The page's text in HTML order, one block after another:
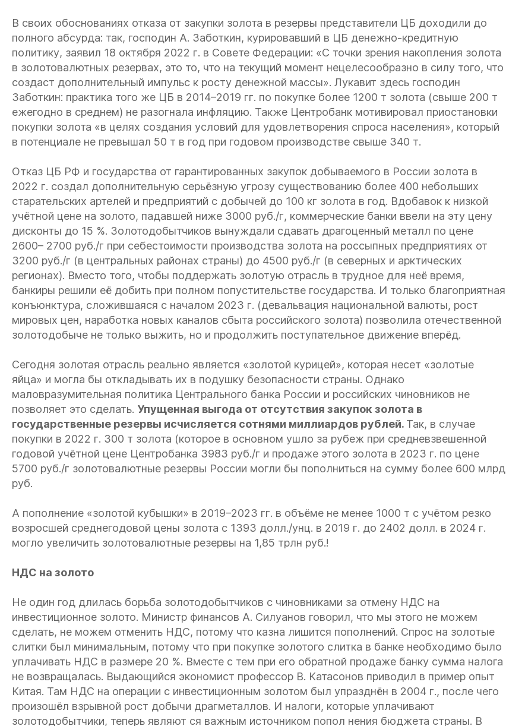
В своих обоснованиях отказа от закупки золота в резервы представители ЦБ доходили до
полного абсурда: так, господин А. Заботкин, курировавший в ЦБ денежно-кредитную
политику, заявил 18 октября 2022 г. в Совете Федерации: «С точки зрения накопления золота
в золотовалютных резервах, это то, что на текущий момент нецелесообразно в силу того, что
создаст дополнительный импульс к росту денежной массы». Лукавит здесь господин
Заботкин: практика того же ЦБ в 2014–2019 гг. по покупке более 1200 т золота (свыше 200 т
ежегодно в среднем) не разогнала инфляцию. Также Центробанк мотивировал приостановки
покупки золота «в целях создания условий для удовлетворения спроса населения», который
в потенциале не превышал 50 т в год при годовом производстве свыше 340 т.
Отказ ЦБ РФ и государства от гарантированных закупок добываемого в России золота в
2022 г. создал дополнительную серьёзную угрозу существованию более 400 небольших
старательских артелей и предприятий с добычей до 100 кг золота в год. Вдобавок к низкой
учётной цене на золото, падавшей ниже 3000 руб./г, коммерческие банки ввели на эту цену
дисконты до 15 %. Золотодобытчиков вынуждали сдавать драгоценный металл по цене
2600– 2700 руб./г при себестоимости производства золота на россыпных предприятиях от
3200 руб./г (в центральных районах страны) до 4500 руб./г (в северных и арктических
регионах). Вместо того, чтобы поддержать золотую отрасль в трудное для неё время,
банкиры решили её добить при полном попустительстве государства. И только благоприятная
конъюнктура, сложившаяся с началом 2023 г. (девальвация национальной валюты, рост
мировых цен, наработка новых каналов сбыта российского золота) позволила отечественной
золотодобыче не только выжить, но и продолжить поступательное движение вперёд.
Сегодня золотая отрасль реально является «золотой курицей», которая несет «золотые
яйца» и могла бы откладывать их в подушку безопасности страны. Однако
маловразумительная политика Центрального банка России и российских чиновников не
позволяет это сделать. Упущенная выгода от отсутствия закупок золота в
государственные резервы исчисляется сотнями миллиардов рублей. Так, в случае
покупки в 2022 г. 300 т золота (которое в основном ушло за рубеж при средневзвешенной
годовой учётной цене Центробанка 3983 руб./г и продаже этого золота в 2023 г. по цене
5700 руб./г золотовалютные резервы России могли бы пополниться на сумму более 600 млрд
руб.
А пополнение «золотой кубышки» в 2019–2023 гг. в объёме не менее 1000 т с учётом резко
возросшей среднегодовой цены золота с 1393 долл./унц. в 2019 г. до 2402 долл. в 2024 г.
могло увеличить золотовалютные резервы на 1,85 трлн руб.!
НДС на золото
Не один год длилась борьба золотодобытчиков с чиновниками за отмену НДС на
инвестиционное золото. Министр финансов А. Силуанов говорил, что мы этого не можем
сделать, не можем отменить НДС, потому что казна лишится пополнений. Спрос на золотые
слитки был минимальным, потому что при покупке золотого слитка в банке необходимо было
уплачивать НДС в размере 20 %. Вместе с тем при его обратной продаже банку сумма налога
не возвращалась. Выдающийся экономист профессор В. Катасонов приводил в пример опыт
Китая. Там НДС на операции с инвестиционным золотом был упразднён в 2004 г., после чего
произошёл взрывной рост добычи драгметаллов. И налоги, которые уплачивают
золотодобытчики, теперь являют ся важным источником попол нения бюджета страны. В